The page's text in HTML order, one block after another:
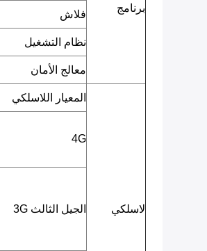
برنامج
فلاش
نظام التشغيل
معالج الأمان
لاسلكي
المعيار اللاسلكي
4G
الجيل الثالث 3G